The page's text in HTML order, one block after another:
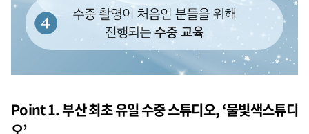
Point 1. 부산 최초 유일 수중 스튜디오, ‘물빛색스튜디
오’